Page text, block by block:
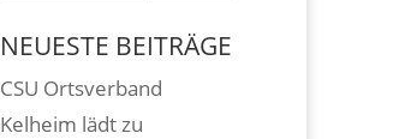
NEUESTE BEITRÄGE
CSU Ortsverband
Kelheim lädt zu